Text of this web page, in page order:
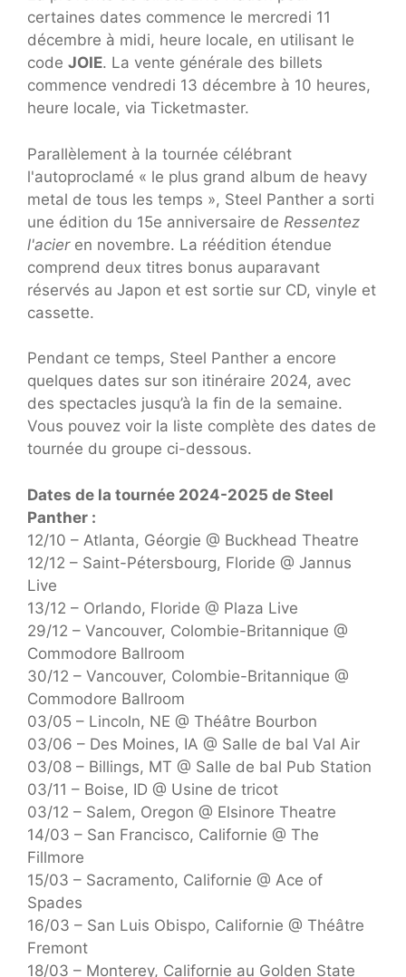
certaines dates commence le mercredi 11
décembre à midi, heure locale, en utilisant le
code JOIE. La vente générale des billets
commence vendredi 13 décembre à 10 heures,
heure locale, via Ticketmaster.
Parallèlement à la tournée célébrant
l'autoproclamé « le plus grand album de heavy
metal de tous les temps », Steel Panther a sorti
une édition du 15e anniversaire de Ressentez
l'acieren novembre. La réédition étendue
comprend deux titres bonus auparavant
réservés au Japon et est sortie sur CD, vinyle et
cassette.
Pendant ce temps, Steel Panther a encore
quelques dates sur son itinéraire 2024, avec
des spectacles jusqu’à la fin de la semaine.
Vous pouvez voir la liste complète des dates de
tournée du groupe ci-dessous.
Dates de la tournée 2024-2025 de Steel
Panther :
12/10 – Atlanta, Géorgie @ Buckhead Theatre
12/12 – Saint-Pétersbourg, Floride @ Jannus
Live
13/12 – Orlando, Floride @ Plaza Live
29/12 – Vancouver, Colombie-Britannique @
Commodore Ballroom
30/12 – Vancouver, Colombie-Britannique @
Commodore Ballroom
03/05 – Lincoln, NE @ Théâtre Bourbon
03/06 – Des Moines, IA @ Salle de bal Val Air
03/08 – Billings, MT @ Salle de bal Pub Station
03/11 – Boise, ID @ Usine de tricot
03/12 – Salem, Oregon @ Elsinore Theatre
14/03 – San Francisco, Californie @ The
Fillmore
15/03 – Sacramento, Californie @ Ace of
Spades
16/03 – San Luis Obispo, Californie @ Théâtre
Fremont
18/03 – Monterey, Californie au Golden State